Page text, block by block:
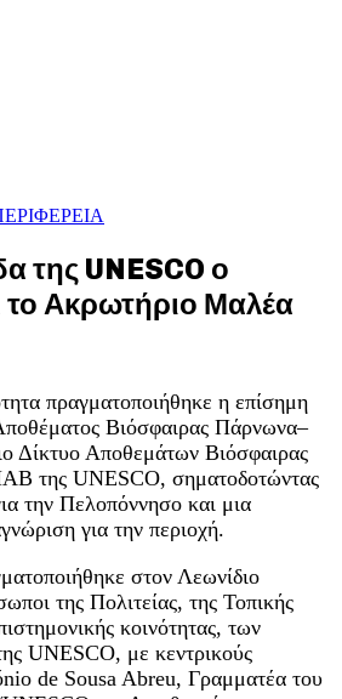
της UNESCO ο
Ακρωτήριο Μαλέα
πραγματοποιήθηκε η επίσημη
Βιόσφαιρας Πάρνωνα–
Δίκτυο Αποθεμάτων Βιόσφαιρας
της UNESCO, σηματοδοτώντας
την Πελοπόννησο και μια
για την περιοχή.
στον Λεωνίδιο
της Πολιτείας, της Τοπικής
κοινότητας, των
UNESCO, με κεντρικούς
de Sousa Abreu, Γραμματέα του